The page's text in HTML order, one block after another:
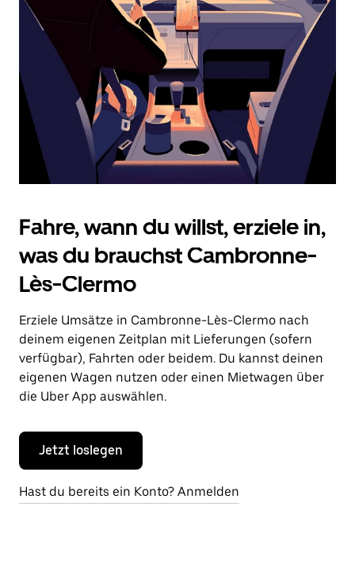
Drücke
die
Escape-
Taste,
den
Kalender
zu
schließen.
Fahre, wann du willst, erziele in,
was du brauchst Cambronne-
Lès-Clermo
Erziele Umsätze in Cambronne-Lès-Clermo nach
deinem eigenen Zeitplan mit Lieferungen (sofern
verfügbar), Fahrten oder beidem. Du kannst deinen
eigenen Wagen nutzen oder einen Mietwagen über
die Uber App auswählen.
Jetzt loslegen
Hast du bereits ein Konto? Anmelden